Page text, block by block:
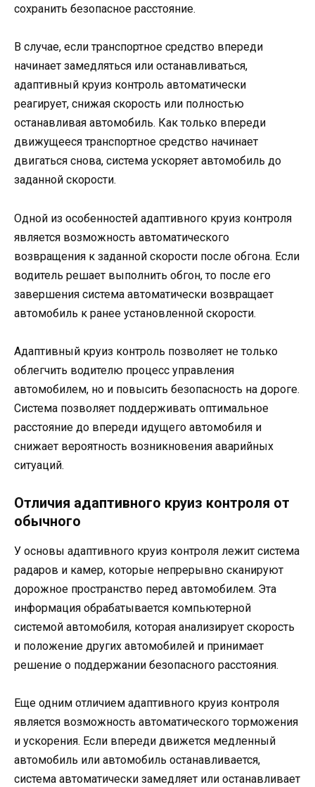
сохранить безопасное расстояние.
В случае, если транспортное средство впереди
начинает замедляться или останавливаться,
адаптивный круиз контроль автоматически
реагирует, снижая скорость или полностью
останавливая автомобиль. Как только впереди
движущееся транспортное средство начинает
двигаться снова, система ускоряет автомобиль до
заданной скорости.
Одной из особенностей адаптивного круиз контроля
является возможность автоматического
возвращения к заданной скорости после обгона. Если
водитель решает выполнить обгон, то после его
завершения система автоматически возвращает
автомобиль к ранее установленной скорости.
Адаптивный круиз контроль позволяет не только
облегчить водителю процесс управления
автомобилем, но и повысить безопасность на дороге.
Система позволяет поддерживать оптимальное
расстояние до впереди идущего автомобиля и
снижает вероятность возникновения аварийных
ситуаций.
Отличия адаптивного круиз контроля от
обычного
У основы адаптивного круиз контроля лежит система
радаров и камер, которые непрерывно сканируют
дорожное пространство перед автомобилем. Эта
информация обрабатывается компьютерной
системой автомобиля, которая анализирует скорость
и положение других автомобилей и принимает
решение о поддержании безопасного расстояния.
Еще одним отличием адаптивного круиз контроля
является возможность автоматического торможения
и ускорения. Если впереди движется медленный
автомобиль или автомобиль останавливается,
система автоматически замедляет или останавливает